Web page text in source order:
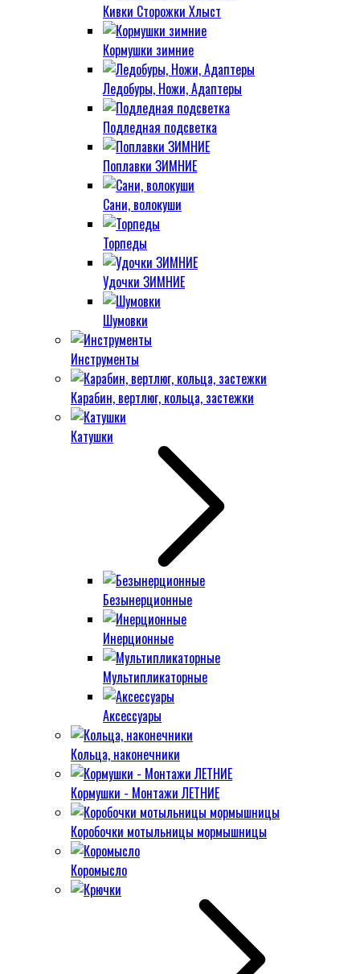
Кивки Сторожки Хлыст
Кормушки зимние
Ледобуры, Ножи, Адаптеры
Подледная подсветка
Поплавки ЗИМНИЕ
Сани, волокуши
Торпеды
Удочки ЗИМНИЕ
Шумовки
Инструменты
Карабин, вертлюг, кольца, застежки
Катушки
Безынерционные
Инерционные
Мультипликаторные
Аксессуары
Кольца, наконечники
Кормушки - Монтажи ЛЕТНИЕ
Коробочки мотыльницы мормышницы
Коромысло